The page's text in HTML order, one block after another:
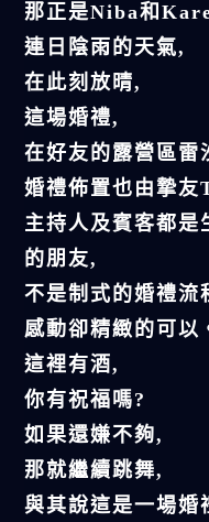
那正是Niba和
連日陰雨的天氣,
在此刻放晴,
這場婚禮,
在好友的露營區雷
婚禮佈置也由摯
主持人及賓客都是
的朋友,
不是制式的婚禮流
感動卻精緻的可以
這裡有酒,
你有祝福嗎?
如果還嫌不夠,
那就繼續跳舞,
與其說這是一場婚